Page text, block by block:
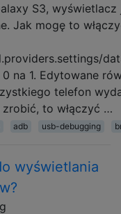
S3,
Jak mogę to
na 1. Edytowane
telefon
to włączyć …
adb usb-debugging
wyświetlania